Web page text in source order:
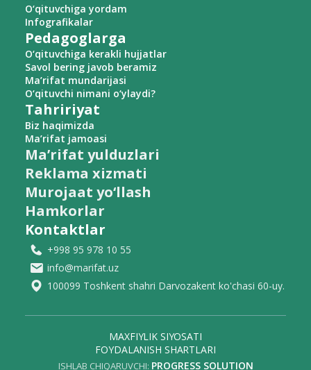
O‘qituvchiga yordam
Infografikalar
Pedagoglarga
O‘qituvchiga kerakli hujjatlar
Savol bering javob beramiz
Ma’rifat mundarijasi
O‘qituvchi nimani o‘ylaydi?
Tahririyat
Biz haqimizda
Ma’rifat jamoasi
Ma’rifat yulduzlari
Reklama xizmati
Murojaat yo‘llash
Hamkorlar
Kontaktlar
+998 95 978 10 55
info@marifat.uz
100099 Toshkent shahri Darvozakent ko'chasi 60-uy.
ISHLAB CHIQARUVCHI: PROGRESS SOLUTION
MAXFIYLIK SIYOSATI
FOYDALANISH SHARTLARI